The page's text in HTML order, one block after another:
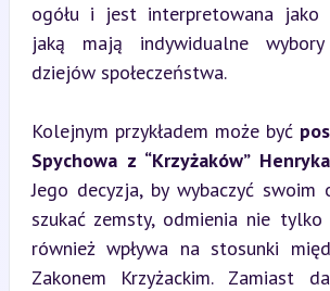
ogółu i jest interpretowana jako
jaką mają indywidualne
dziejów społeczeństwa.
Kolejnym przykładem może być
Spychowa z “Krzyżaków”
Jego decyzja, by wybaczyć swoim
szukać zemsty, odmienia nie
również wpływa na stosunki
Zakonem Krzyżackim. Zamiast